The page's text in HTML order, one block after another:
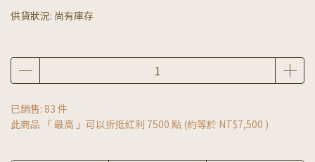
供貨狀況: 尚有庫存
已銷售: 83 件
此商品 「 最高 」可以折抵紅利 7500 點 (約等於 NT$7,500 )